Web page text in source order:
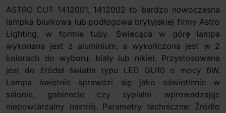
ASTRO CUT 1412001, 1412002 to bardzo nowoczesna
lampka biurkowa lub podłogowa brytyjskiej firmy Astro
Lighting, w formie tuby. Świecąca w górę lampa
wykonana jest z aluminium, a wykończona jest w 2
kolorach do wyboru: biały lub nikiel. Przystosowana
jest do źródeł światła typu LED GU10 o mocy 6W.
Lampa świetnie sprawdzi się jako oświetlenie w
salonie, gabinecie czy sypialni wprowadzając
niepowtarzalny nastrój. Parametry techniczne: Źródło